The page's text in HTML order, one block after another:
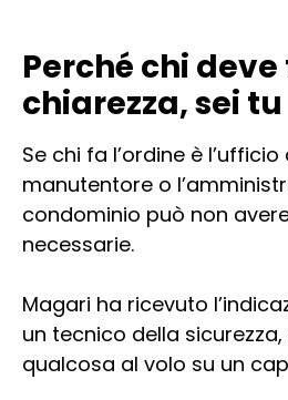
Perché chi
chiarezza, sei tu
Se chi fa l’ordine è
manutentore o
condominio può non
necessarie.
Magari ha ricevuto
un tecnico della
qualcosa al volo su un